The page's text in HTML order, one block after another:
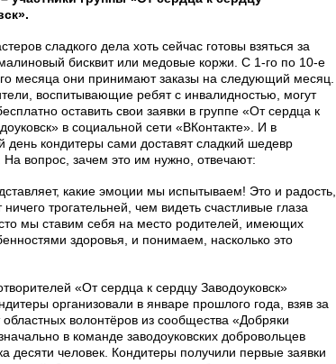
сладкого дела хоть сейчас готовы взяться за
бисквит или медовые коржи. С 1-го по 10-е
месяца они принимают заказы на следующий месяц.
воспитывающие ребят с инвалидностью, могут
оставить свои заявки в группе «От сердца к
в социальной сети «ВКонтакте». И в
день кондитеры сами доставят сладкий шедевр
На вопрос, зачем это им нужно, отвечают:
какие эмоции мы испытываем! Это и радость,
трогательней, чем видеть счастливые глаза
мы ставим себя на место родителей, имеющих
здоровья, и понимаем, насколько это
«От сердца к сердцу Заводоуковск»
организовали в январе прошлого года, взяв за
волонтёров из сообщества «Добряки
в команде заводоуковских добровольцев
десяти человек. Кондитеры получили первые заявки